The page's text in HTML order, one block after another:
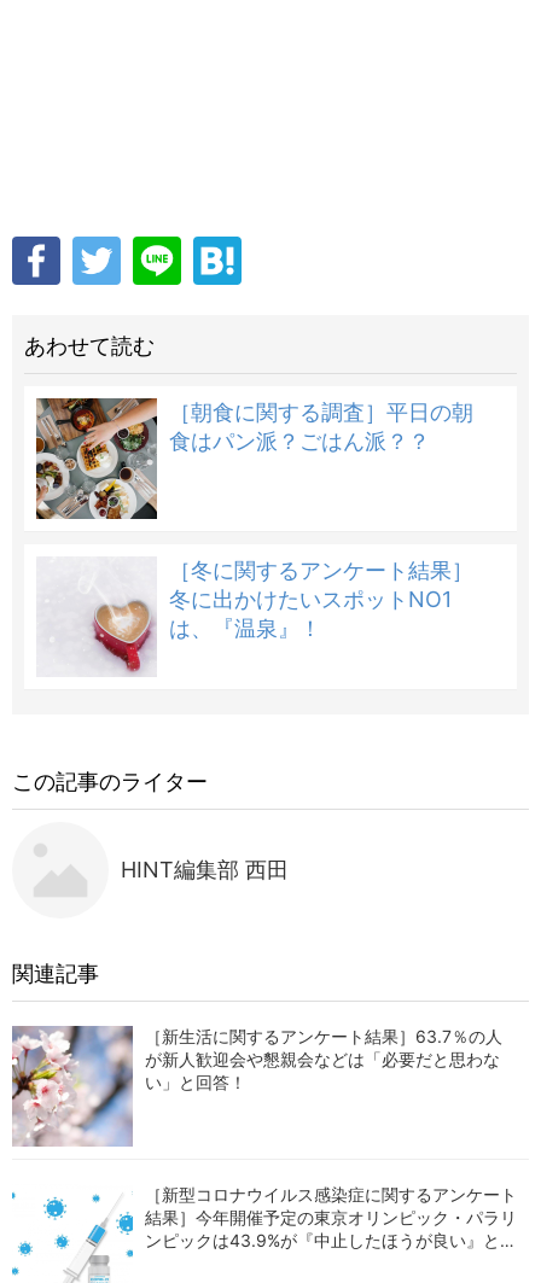
あわせて読む
［朝食に関する調査］平日の朝
食はパン派？ごはん派？？
［冬に関するアンケート結果］
冬に出かけたいスポットNO1
は、『温泉』！
この記事のライター
HINT編集部 西田
関連記事
［新生活に関するアンケート結果］63.7％の人
が新人歓迎会や懇親会などは「必要だと思わな
い」と回答！
［新型コロナウイルス感染症に関するアンケート
結果］今年開催予定の東京オリンピック・パラリ
ンピックは43.9%が『中止したほうが良い』と回